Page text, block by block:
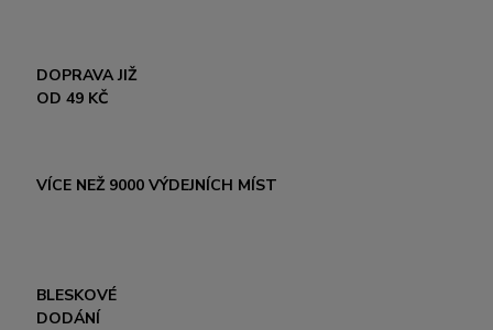
DOPRAVA JIŽ
OD 49 KČ
VÍCE NEŽ 9000 VÝDEJNÍCH MÍST
BLESKOVÉ
DODÁNÍ